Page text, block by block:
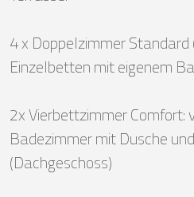
4 x Doppelzimmer
Einzelbetten mit eigenem
2x Vierbettzimmer Comfort:
Badezimmer mit Dusche
(Dachgeschoss)